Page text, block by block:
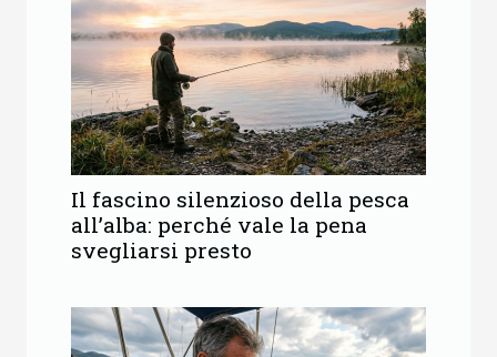
Il fascino silenzioso della pesca
all’alba: perché vale la pena
svegliarsi presto